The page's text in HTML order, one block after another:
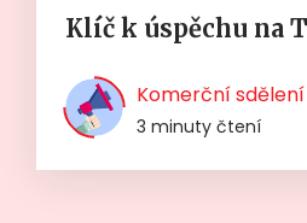
Klíč k úspěchu na
Komerční sdělení
3 minuty čtení